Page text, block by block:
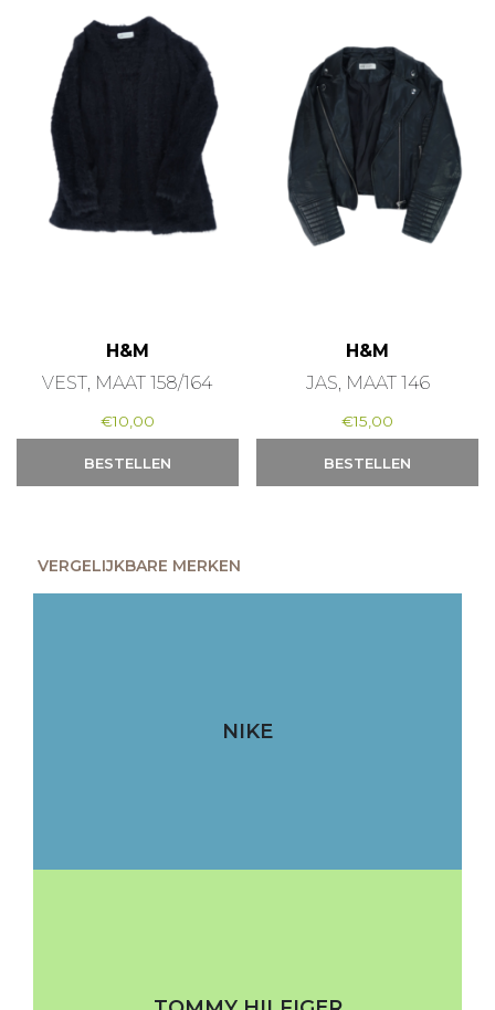
H&M
VEST, MAAT 158/164
€10,00
BESTELLEN
H&M
JAS, MAAT 146
€15,00
BESTELLEN
VERGELIJKBARE MERKEN
NIKE